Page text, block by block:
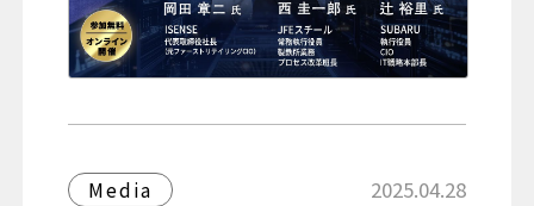
Media 2025.04.28